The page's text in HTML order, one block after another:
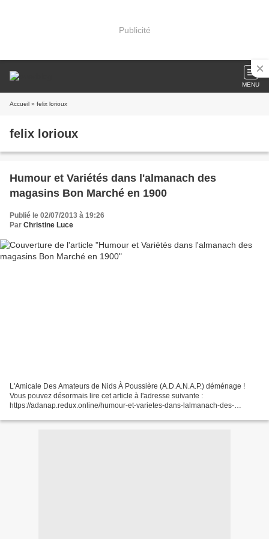
Publicité
MENU
Accueil » felix lorioux
felix lorioux
Humour et Variétés dans l'almanach des
magasins Bon Marché en 1900
Publié le 02/07/2013 à 19:26
Par Christine Luce
L'Amicale Des Amateurs de Nids À Poussière (A.D.A.N.A.P.) déménage !
Vous pouvez désormais lire cet article à l'adresse suivante :
https://adanap.redux.online/humour-et-varietes-dans-lalmanach-des-